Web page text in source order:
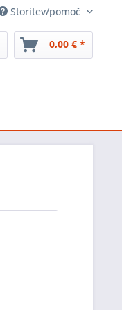
Storitev/pomoč
0,00 € *